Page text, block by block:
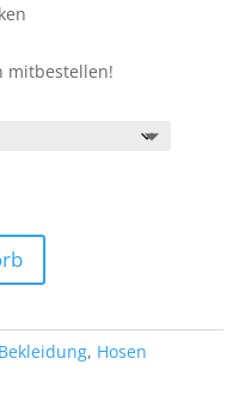
mitbestellen!
Bekleidung, Hosen